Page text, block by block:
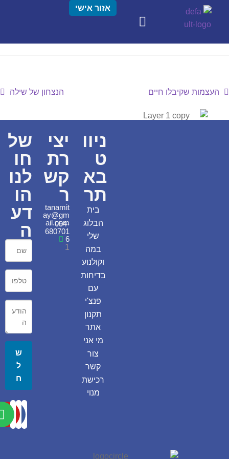
אזור אישי
העצמות שקיבלו חיים הנצחון של שילה
ניוו
ט
בא
תר
בית
הבלוג
שלי
במה
וקולנוע
בדיחות
עם
פנצ'י
תקנון
אתר
מי אני
צור
קשר
רכישת
מנוי
יצי
רת
קש
ר
tanamit
ay@gm
ail.com
054-
680701
6
1
של
חו
לנו
הו
דע
ה
ש
ל
ח